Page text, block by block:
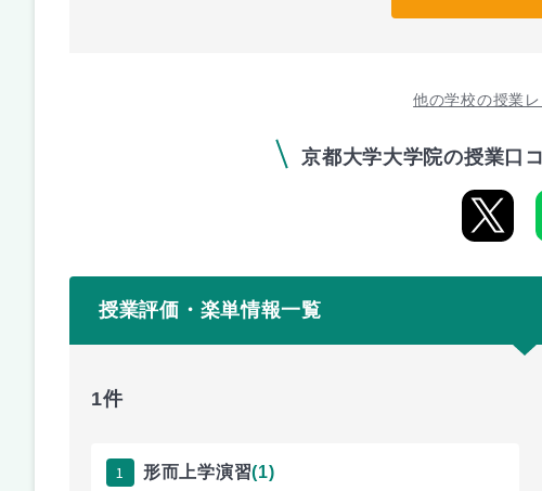
他の学校の授業
京都大学大学院の授業口
授業評価・楽単情報一覧
1件
1 形而上学演習(1)